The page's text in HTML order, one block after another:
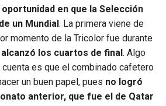
en que la Selección
un Mundial . La primera viene de
momento de la Tricolor fue durante
los cuartos de final . Algo
es que el combinado cafetero
un buen papel, pues no logró
anterior, que fue el de Qatar